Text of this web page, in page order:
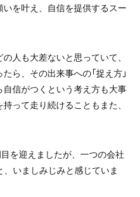
を叶え、自信を提供するスー
人も大差ないと思っていて、
ら、その出来事への「捉え方」
信がつくという考え方も大事
って走り続けることもまた、
を迎えましたが、一つの会社
いましみじみと感じていま